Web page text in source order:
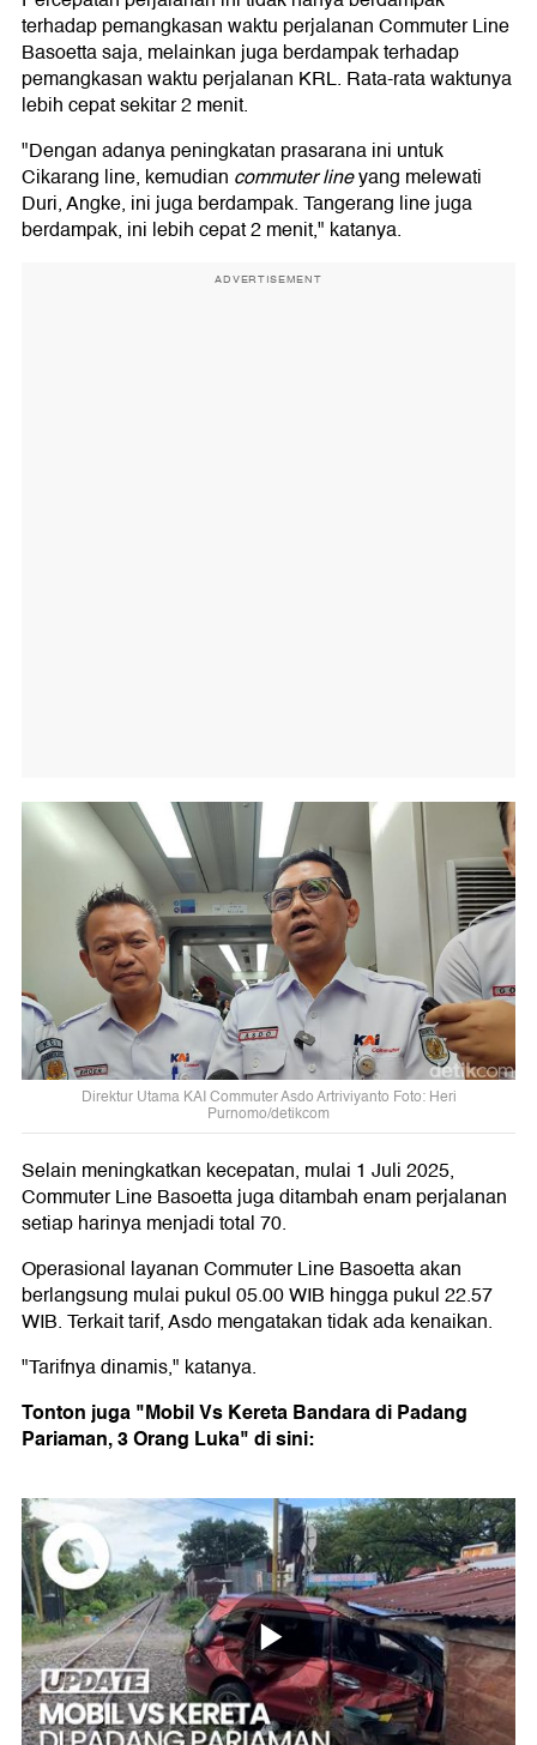
terhadap pemangkasan waktu perjalanan Commuter Line
Basoetta saja, melainkan juga berdampak terhadap
pemangkasan waktu perjalanan KRL. Rata-rata waktunya
lebih cepat sekitar 2 menit.
"Dengan adanya peningkatan prasarana ini untuk
Cikarang line, kemudian commuter lineyang melewati
Duri, Angke, ini juga berdampak. Tangerang line juga
berdampak, ini lebih cepat 2 menit," katanya.
ADVERTISEMENT
Direktur Utama KAI Commuter Asdo Artriviyanto Foto: Heri
Purnomo/detikcom
Selain meningkatkan kecepatan, mulai 1 Juli 2025,
Commuter Line Basoetta juga ditambah enam perjalanan
setiap harinya menjadi total 70.
Operasional layanan Commuter Line Basoetta akan
berlangsung mulai pukul 05.00 WIB hingga pukul 22.57
WIB. Terkait tarif, Asdo mengatakan tidak ada kenaikan.
"Tarifnya dinamis," katanya.
Tonton juga "Mobil Vs Kereta Bandara di Padang
Pariaman, 3 Orang Luka" di sini: